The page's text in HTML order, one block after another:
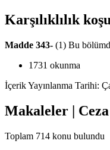
Karşılıklılık
Madde 343- (1) Bu
1731 okunma
İçerik Yayınlanma Tarihi:
Makaleler |
Toplam 714 konu bulundu